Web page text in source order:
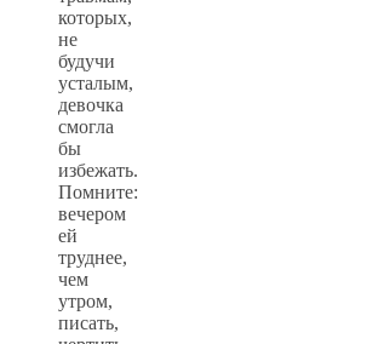
которых,
не
будучи
усталым,
девочка
смогла
бы
избежать.
Помните:
вечером
ей
труднее,
чем
утром,
писать,